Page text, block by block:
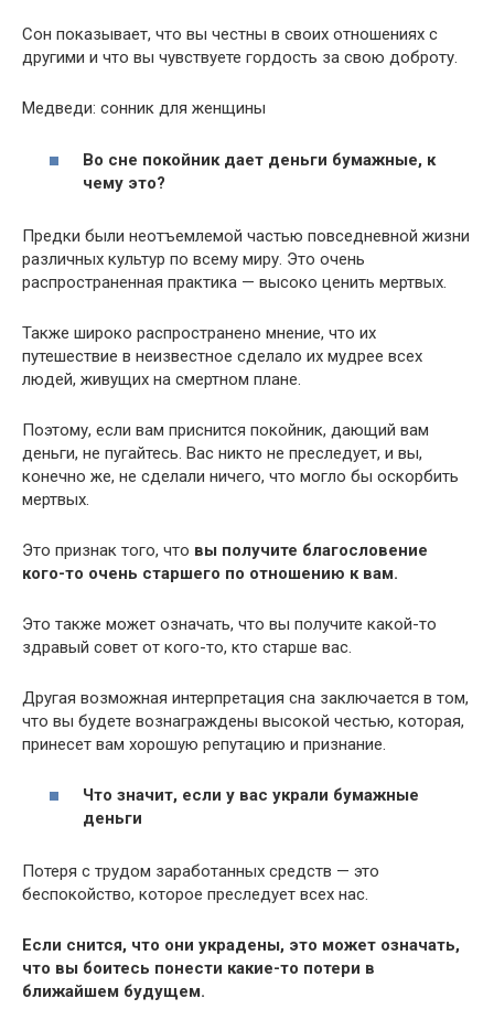
Сон показывает, что вы честны в своих отношениях с
другими и что вы чувствуете гордость за свою доброту.
Медведи: сонник для женщины
Во сне покойник дает деньги бумажные, к
чему это?
Предки были неотъемлемой частью повседневной жизни
различных культур по всему миру. Это очень
распространенная практика — высоко ценить мертвых.
Также широко распространено мнение, что их
путешествие в неизвестное сделало их мудрее всех
людей, живущих на смертном плане.
Поэтому, если вам приснится покойник, дающий вам
деньги, не пугайтесь. Вас никто не преследует, и вы,
конечно же, не сделали ничего, что могло бы оскорбить
мертвых.
Это признак того, что вы получите благословение
кого-то очень старшего по отношению к вам.
Это также может означать, что вы получите какой-то
здравый совет от кого-то, кто старше вас.
Другая возможная интерпретация сна заключается в том,
что вы будете вознаграждены высокой честью, которая,
принесет вам хорошую репутацию и признание.
Что значит, если у вас украли бумажные
деньги
Потеря с трудом заработанных средств — это
беспокойство, которое преследует всех нас.
Если снится, что они украдены, это может означать,
что вы боитесь понести какие-то потери в
ближайшем будущем.